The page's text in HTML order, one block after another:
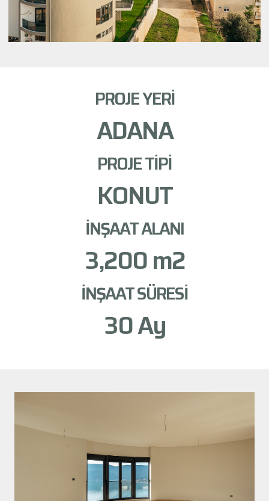
PROJE YERİ
ADANA
PROJE TİPİ
KONUT
İNŞAAT ALANI
3,200 m2
İNŞAAT SÜRESİ
30 Ay